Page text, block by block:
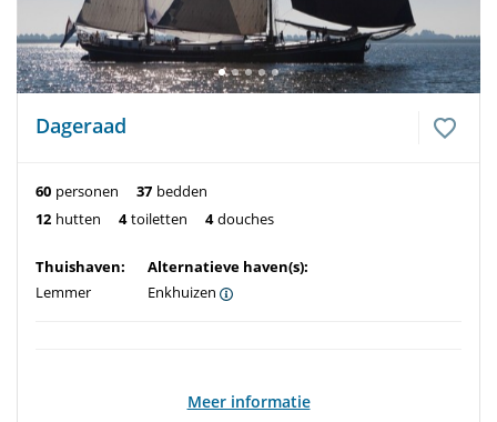
Dageraad
60 personen 37 bedden
12 hutten 4 toiletten 4 douches
Thuishaven:
Lemmer
Alternatieve haven(s):
Enkhuizen
Meer informatie